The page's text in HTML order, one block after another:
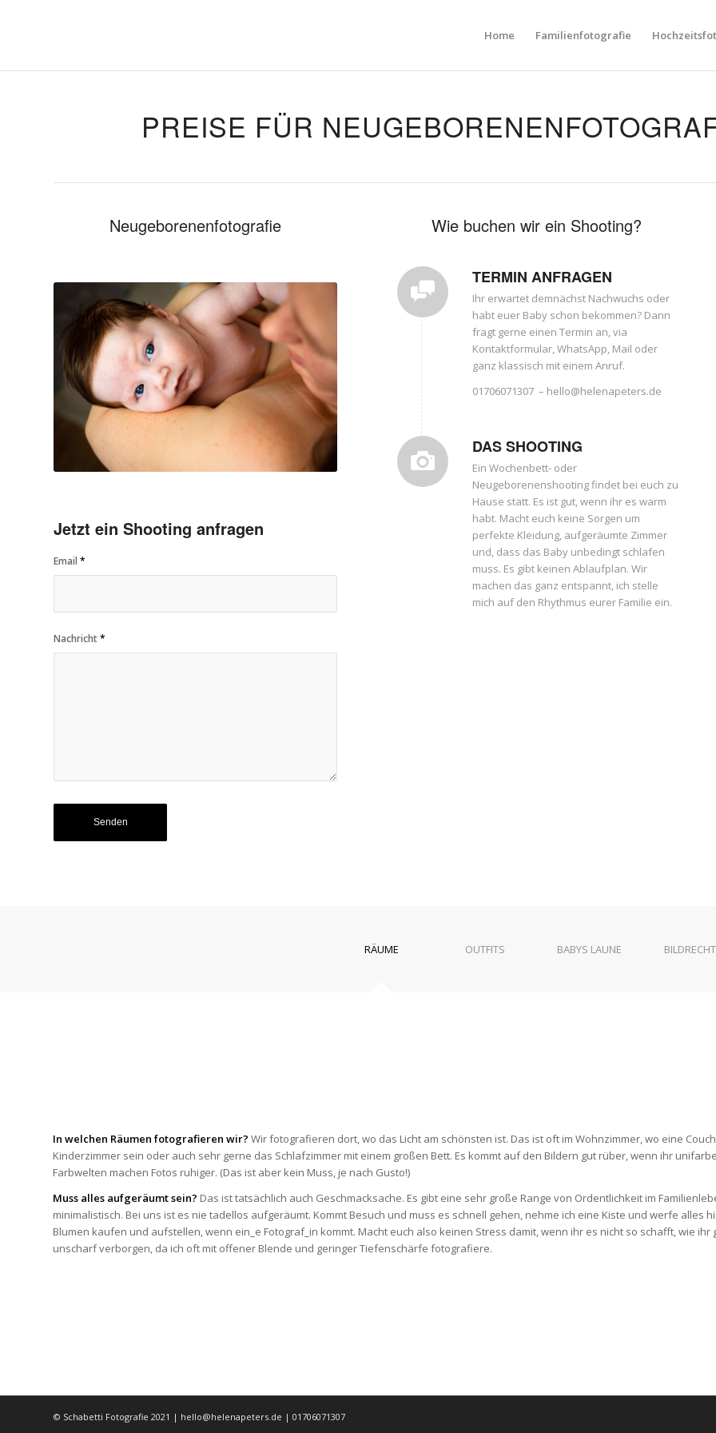
Home Familienfotografie
PREISE FÜR
Neugeborenenfotografie
Jetzt ein Shooting anfragen
Email *
Nachricht*
Wie buchen wir ein Shooting?
TERMIN ANFRAGEN
Ihr erwartet demnächst Nachwuchs oder
habt euer Baby schon bekommen? Dann
fragt gerne einen Termin an, via
Kontaktformular, WhatsApp, Mail oder
ganz klassisch mit einem Anruf.
01706071307 – hello@helenapeters.de
DAS SHOOTING
Ein Wochenbett- oder
Neugeborenenshooting findet bei euch zu
Hause statt. Es ist gut, wenn ihr es warm
habt. Macht euch keine Sorgen um
perfekte Kleidung, aufgeräumte Zimmer
und, dass das Baby unbedingt schlafen
muss. Es gibt keinen Ablaufplan. Wir
machen das ganz entspannt, ich stelle
mich auf den Rhythmus eurer Familie ein.
RÄUME OUTFITS BABYS LAUNE
In welchen Räumen fotografieren wir? Wir fotografieren dort, wo das Licht am schönsten ist. Das ist oft im Wohnzimmer, wo eine
Kinderzimmer sein oder auch sehr gerne das Schlafzimmer mit einem großen Bett. Es kommt auf den Bildern gut rüber, wenn ihr
Farbwelten machen Fotos ruhiger. (Das ist aber kein Muss, je nach Gusto!)
Muss alles aufgeräumt sein? Das ist tatsächlich auch Geschmacksache. Es gibt eine sehr große Range von Ordentlichkeit im
minimalistisch. Bei uns ist es nie tadellos aufgeräumt. Kommt Besuch und muss es schnell gehen, nehme ich eine Kiste und werfe alles
Blumen kaufen und aufstellen, wenn ein_e Fotograf_in kommt. Macht euch also keinen Stress damit, wenn ihr es nicht so schafft, wie
unscharf verborgen, da ich oft mit offener Blende und geringer Tiefenschärfe fotografiere.
© Schabetti Fotografie 2021 | hello@helenapeters.de | 01706071307